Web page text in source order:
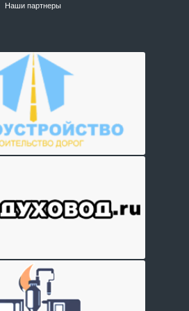
Наши партнеры